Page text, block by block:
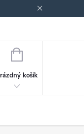
NÁKUPNÍ
košík